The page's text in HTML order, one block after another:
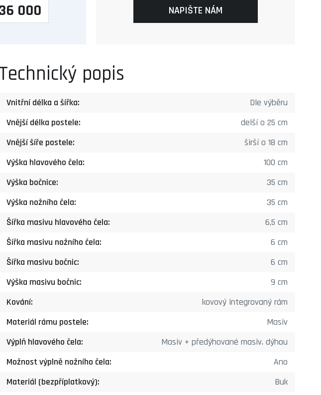
000 NAPIŠTE NÁM
Technický popis
Vnitřní délka a šířka:
Dle výběru
Vnější délka postele:
delší o 25 cm
Vnější šíře postele:
širší o 18 cm
Výška hlavového čela:
100 cm
Výška bočnice:
35 cm
Výška nožního čela:
35 cm
Šířka masivu hlavového čela:
6,5 cm
Šířka masivu nožního čela:
6 cm
Šířka masivu bočnic:
6 cm
Výška masivu bočnic:
9 cm
Kování:
kovový integrovaný rám
Materiál rámu postele:
Masiv
Výplň hlavového čela:
Masiv + předýhované masiv. dýhou
Možnost výplně nožního čela:
Ano
Materiál (bezpříplatkový):
Buk